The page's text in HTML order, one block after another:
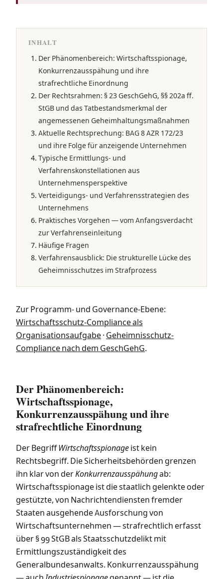
INHALT
Der Phänomenbereich: Wirtschaftsspionage,
Konkurrenzausspähung und ihre
strafrechtliche Einordnung
Der Rechtsrahmen: § 23 GeschGehG, §§ 202a ff.
StGB und das Tatbestandsmerkmal der
angemessenen Geheimhaltungsmaßnahmen
Aktuelle Rechtsprechung: BAG 8 AZR 172/23
und ihre Folge für anzeigende Unternehmen
Typische Ermittlungs- und
Verfahrenskonstellationen aus
Unternehmensperspektive
Verteidigungs- und Verfahrensstrategien des
Unternehmens
Praktisches Vorgehen — vom Anfangsverdacht
zur Verfahrenseinleitung
Häufige Fragen
Verfahrensausblick: Die strukturelle Lücke des
Geheimnisschutzes im Strafprozess
Zur Programm- und Governance-Ebene:
Wirtschaftsschutz-Compliance als
Organisationsaufgabe· Geheimnisschutz-
Compliance nach dem GeschGehG.
Der Phänomenbereich:
Wirtschaftsspionage,
Konkurrenzausspähung und ihre
strafrechtliche Einordnung
Der BegriffWirtschaftsspionageist kein
Rechtsbegriff. Die Sicherheitsbehörden grenzen
ihn klar von derKonkurrenzausspähungab:
Wirtschaftsspionage ist die staatlich gelenkte oder
gestützte, von Nachrichtendiensten fremder
Staaten ausgehende Ausforschung von
Wirtschaftsunternehmen — strafrechtlich erfasst
über § 99 StGB als Staatsschutzdelikt mit
Ermittlungszuständigkeit des
Generalbundesanwalts. Konkurrenzausspähung